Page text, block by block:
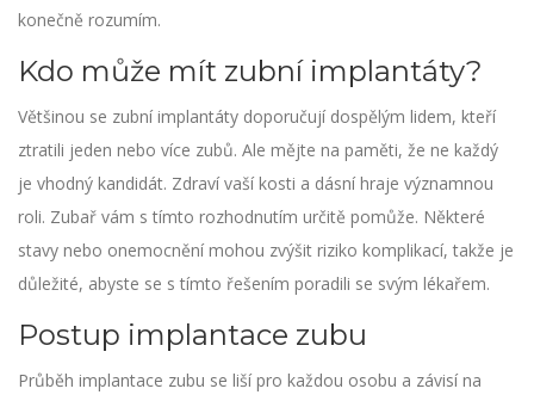
konečně rozumím.
Kdo může mít zubní implantáty?
Většinou se zubní implantáty doporučují dospělým lidem, kteří
ztratili jeden nebo více zubů. Ale mějte na paměti, že ne každý
je vhodný kandidát. Zdraví vaší kosti a dásní hraje významnou
roli. Zubař vám s tímto rozhodnutím určitě pomůže. Některé
stavy nebo onemocnění mohou zvýšit riziko komplikací, takže je
důležité, abyste se s tímto řešením poradili se svým lékařem.
Postup implantace zubu
Průběh implantace zubu se liší pro každou osobu a závisí na